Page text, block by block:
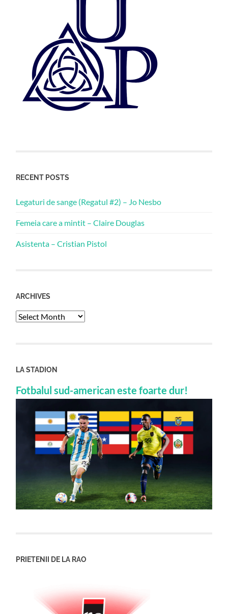
RECENT POSTS
Legaturi de sange (Regatul #2) – Jo Nesbo
Femeia care a mintit – Claire Douglas
Asistenta – Cristian Pistol
ARCHIVES
Archives
LA STADION
Fotbalul sud-american este foarte dur!
PRIETENII DE LA RAO